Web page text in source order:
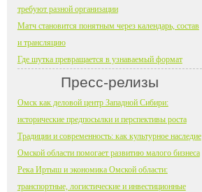
требуют разной организации
Матч становится понятным через календарь, состав
и трансляцию
Где шутка превращается в узнаваемый формат
Пресс-релизы
Омск как деловой центр Западной Сибири:
исторические предпосылки и перспективы роста
Традиции и современность: как культурное наследие
Омской области помогает развитию малого бизнеса
Река Иртыш и экономика Омской области:
транспортные, логистические и инвестиционные